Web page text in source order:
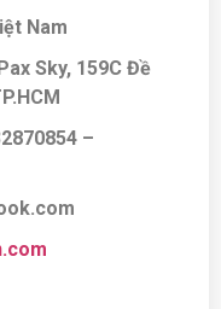
Nam
Sky, 159C Đề
–